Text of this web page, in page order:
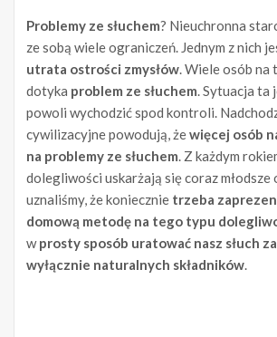
Problemy ze słuchem? Nieuchronna
ze sobą wiele ograniczeń. Jednym z nich
utrata ostrości zmysłów. Wiele osób na
dotyka problem ze słuchem. Sytuacja ta
powoli wychodzić spod kontroli.
cywilizacyjne powodują, żewięcej osób
na problemy ze słuchem. Z każdym
dolegliwości uskarżają się coraz
uznaliśmy, że koniecznie trzeba
domową metodę na tego typu
wprosty sposób uratować nasz słuch
wyłącznie naturalnych składników.